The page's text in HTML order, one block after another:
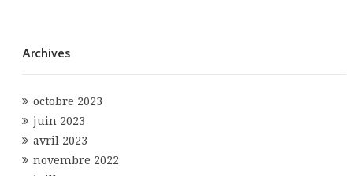
Archives
octobre 2023
juin 2023
avril 2023
novembre 2022